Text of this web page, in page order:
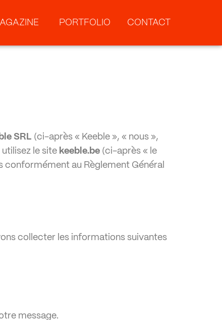
PORTFOLIO CONTACT
SRL (ci-après « Keeble », « nous »,
le site keeble.be (ci-après « le
conformément au Règlement Général
collecter les informations suivantes
message.